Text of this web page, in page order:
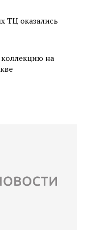
ТЦ оказались
на